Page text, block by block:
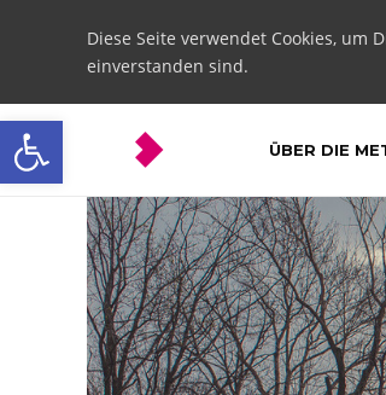
Open toolbar
Diese Seite verwendet Cookies,
einverstanden sind.
ÜBER DIE
Mierzęcice